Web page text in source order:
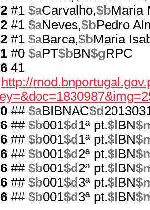
#1 $aCarvalho,$bMaria
#1 $aNeves,$bPedro
#1 $aBarca,$bMaria
#0 $aPT$bBN$gRPC
41
http://
## $aBIBNAC$d
## $b001$d 1ª pt.$l BN
## $b001$d 1ª pt.$l BN
## $b001$d 2ª pt.$l BN
## $b001$d 2ª pt.$l BN
## $b001$d 3ª pt.$l BN
## $b001$d 3ª pt.$l BN